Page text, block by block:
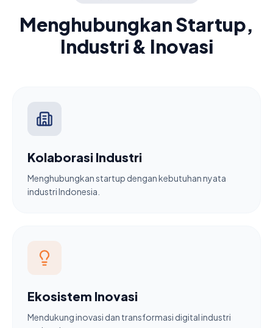
Menghubungkan Startup,
Industri & Inovasi
Kolaborasi Industri
Menghubungkan startup dengan kebutuhan nyata
industri Indonesia.
Ekosistem Inovasi
Mendukung inovasi dan transformasi digital industri